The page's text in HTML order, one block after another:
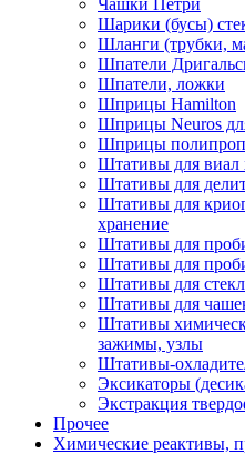
Шарики (бусы)
Шланги (трубки,
Шпатели
Шпатели, ложки
Шприцы Hamilton
Шприцы Neuros
Шприцы
Штативы для виал
Штативы для
Штативы для
хранение
Штативы для
Штативы для
Штативы для
Штативы для
Штативы
зажимы, узлы
Штативы-
Эксикаторы
Экстракция
Прочее
Химические реактивы,